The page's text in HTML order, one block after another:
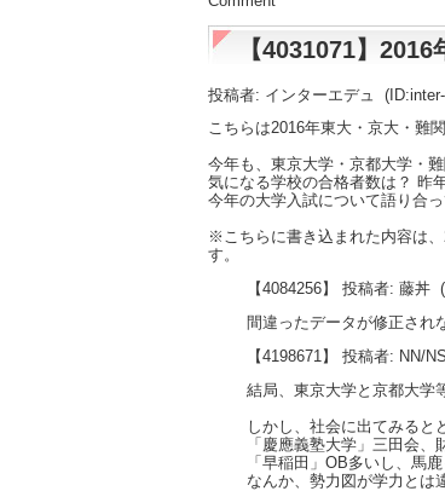
【4031071】
投稿者: インターエデュ
こちらは2016年東大・京大・難
今年も、東京大学・京都大学・
気になる学校の合格者数は？ 昨
今年の大学入試について語り合
※こちらに書き込まれた内容は
す。
【4084256】 投稿者: 藤丼
間違ったデータが修正され
【4198671】 投稿者: NN/
結局、東京大学と京都大学
しかし、社会に出てみると
「慶應義塾大学」三田会、
「早稲田」OB多いし、馬
なんか、勢力図が学力とは